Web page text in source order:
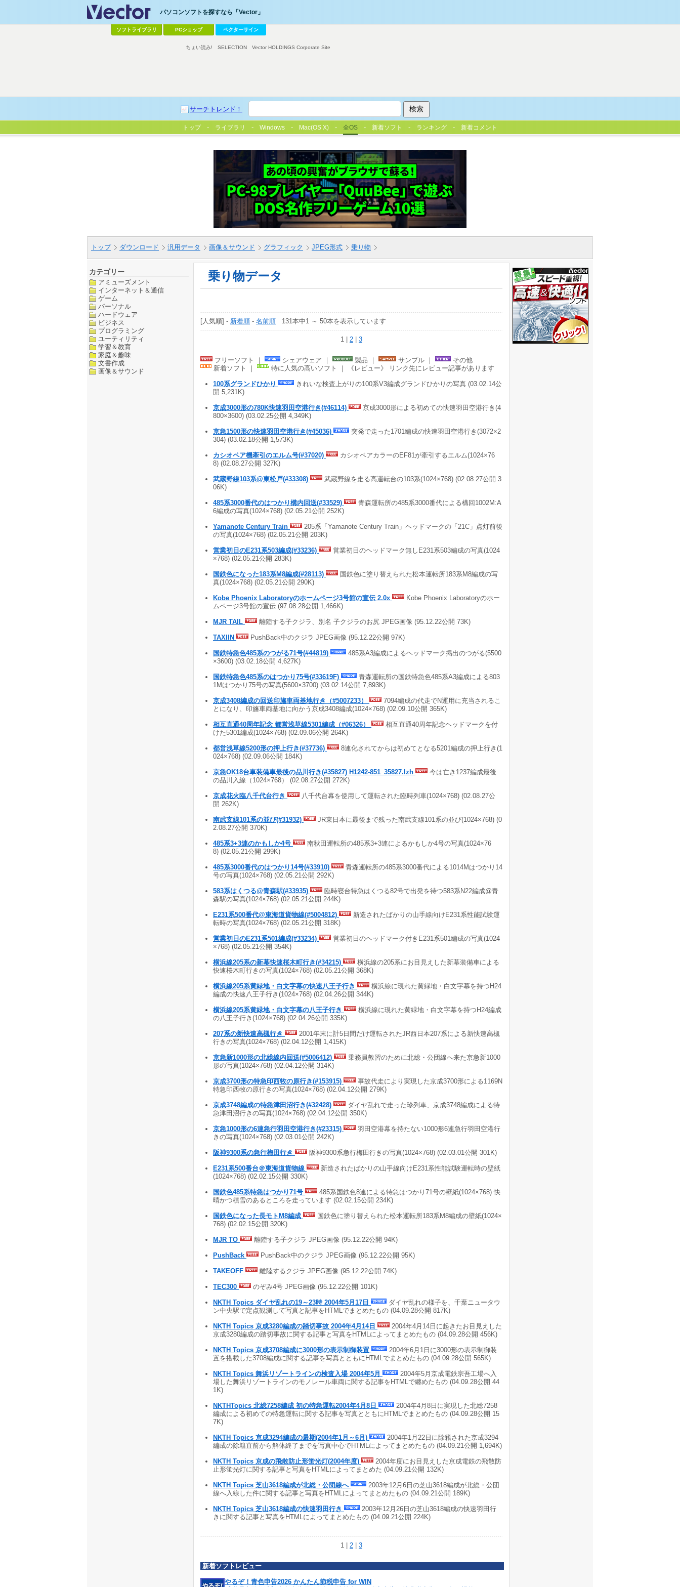
パソコンソフトを探すなら「Vector」
ソフトライブラリ PCショップ ベクターサイン
サーチトレンド！
ちょい読み! SELECTION Vector HOLDINGS Corporate Site
トップ ライブラリ Windows Mac(OS X) 全OS 新着ソフト ランキング 新着コメント
トップ ダウンロード 汎用データ 画像＆サウンド グラフィック JPEG形式 乗り物
カテゴリー
アミューズメント
インターネット＆通信
ゲーム
パーソナル
ハードウェア
ビジネス
プログラミング
ユーティリティ
学習＆教育
家庭＆趣味
文書作成
画像＆サウンド
乗り物データ
[人気順] - 新着順 - 名前順 131本中1 ～ 50本を表示しています
1 | 2 | 3
フリーソフト ｜ シェアウェア ｜ 製品 ｜ サンプル ｜
その他
新着ソフト ｜
特に人気の高いソフト ｜ 《レビュー》 リンク先にレビュー記事があります
100系グランドひかり
きれいな検査上がりの100系V3編成グランドひかりの写真 (03.02.14公
開 5,231K)
京成3000形の780K快速羽田空港行き(#46114)
京成3000形による初めての快速羽田空港行き(4
800×3600) (03.02.25公開 4,349K)
京急1500形の快速羽田空港行き(#45036)
突発で走った1701編成の快速羽田空港行き(3072×2
304) (03.02.18公開 1,573K)
カシオペア機牽引のエルム号(#37020)
カシオペアカラーのEF81が牽引するエルム(1024×76
8) (02.08.27公開 327K)
武蔵野線103系@東松戸(#33308)
武蔵野線を走る高運転台の103系(1024×768) (02.08.27公開 3
06K)
485系3000番代のはつかり構内回送(#33529)
青森運転所の485系3000番代による構回1002M:A
6編成の写真(1024×768) (02.05.21公開 252K)
Yamanote Century Train
205系「Yamanote Century Train」ヘッドマークの「21C」点灯前後
の写真(1024×768) (02.05.21公開 203K)
営業初日のE231系503編成(#33236)
営業初日のヘッドマーク無しE231系503編成の写真(1024
×768) (02.05.21公開 283K)
国鉄色になった183系M8編成(#28113)
国鉄色に塗り替えられた松本運転所183系M8編成の写
真(1024×768) (02.05.21公開 290K)
Kobe Phoenix Laboratoryのホームページ3号館の宣伝 2.0x
Kobe Phoenix Laboratoryのホー
ムページ3号館の宣伝 (97.08.28公開 1,466K)
MJR TAIL 離陸する子クジラ、別名 子クジラのお尻 JPEG画像 (95.12.22公開 73K)
TAXIIN PushBack中のクジラ JPEG画像 (95.12.22公開 97K)
国鉄特急色485系のつがる71号(#44819)
485系A3編成によるヘッドマーク掲出のつがる(5500
×3600) (03.02.18公開 4,627K)
国鉄特急色485系のはつかり75号(#33619F)
青森運転所の国鉄特急色485系A3編成による803
1Mはつかり75号の写真(5600×3700) (03.02.14公開 7,893K)
京成3408編成の回送印旛車両基地行き（#5007233）
7094編成の代走でN運用に充当されるこ
とになり、印旛車両基地に向かう京成3408編成(1024×768) (02.09.10公開 365K)
相互直通40周年記念 都営浅草線5301編成（#06326）
相互直通40周年記念ヘッドマークを付
けた5301編成(1024×768) (02.09.06公開 264K)
都営浅草線5200形の押上行き(#37736)
8連化されてからは初めてとなる5201編成の押上行き(1
024×768) (02.09.06公開 184K)
京急OK18台車装備車最後の品川行き(#35827) H1242-851_35827.lzh
今は亡き1237編成最後
の品川入線（1024×768） (02.08.27公開 272K)
京成花火臨八千代台行き
八千代台幕を使用して運転された臨時列車(1024×768) (02.08.27公
開 262K)
南武支線101系の並び(#31932)
JR東日本に最後まで残った南武支線101系の並び(1024×768) (0
2.08.27公開 370K)
485系3+3連のかもしか4号
南秋田運転所の485系3+3連によるかもしか4号の写真(1024×76
8) (02.05.21公開 299K)
485系3000番代のはつかり14号(#33910)
青森運転所の485系3000番代による1014Mはつかり14
号の写真(1024×768) (02.05.21公開 292K)
583系はくつる@青森駅(#33935)
臨時寝台特急はくつる82号で出発を待つ583系N22編成@青
森駅の写真(1024×768) (02.05.21公開 244K)
E231系500番代@東海道貨物線(#5004812)
新造されたばかりの山手線向けE231系性能試験運
転時の写真(1024×768) (02.05.21公開 318K)
営業初日のE231系501編成(#33234)
営業初日のヘッドマーク付きE231系501編成の写真(1024
×768) (02.05.21公開 354K)
横浜線205系の新幕快速桜木町行き(#34215)
横浜線の205系にお目見えした新幕装備車による
快速桜木町行きの写真(1024×768) (02.05.21公開 368K)
横浜線205系黄緑地・白文字幕の快速八王子行き
横浜線に現れた黄緑地・白文字幕を持つH24
編成の快速八王子行き(1024×768) (02.04.26公開 344K)
横浜線205系黄緑地・白文字幕の八王子行き
横浜線に現れた黄緑地・白文字幕を持つH24編成
の八王子行き(1024×768) (02.04.26公開 335K)
207系の新快速高槻行き
2001年末に計5日間だけ運転されたJR西日本207系による新快速高槻
行きの写真(1024×768) (02.04.12公開 1,415K)
京急新1000形の北総線内回送(#5006412)
乗務員教習のために北総・公団線へ来た京急新1000
形の写真(1024×768) (02.04.12公開 314K)
京成3700形の特急印西牧の原行き(#153915)
事故代走により実現した京成3700形による1169N
特急印西牧の原行きの写真(1024×768) (02.04.12公開 279K)
京成3748編成の特急津田沼行き(#32428)
ダイヤ乱れで走った珍列車、京成3748編成による特
急津田沼行きの写真(1024×768) (02.04.12公開 350K)
京急1000形の6連急行羽田空港行き(#23315)
羽田空港幕を持たない1000形6連急行羽田空港行
きの写真(1024×768) (02.03.01公開 242K)
阪神9300系の急行梅田行き 阪神9300系急行梅田行きの写真(1024×768) (02.03.01公開 301K)
E231系500番台＠東海道貨物線
新造されたばかりの山手線向けE231系性能試験運転時の壁紙
(1024×768) (02.02.15公開 330K)
国鉄色485系特急はつかり71号
485系国鉄色8連による特急はつかり71号の壁紙(1024×768) 快
晴かつ積雪のあるところを走っています (02.02.15公開 234K)
国鉄色になった長モトM8編成
国鉄色に塗り替えられた松本運転所183系M8編成の壁紙(1024×
768) (02.02.15公開 320K)
MJR TO 離陸する子クジラ JPEG画像 (95.12.22公開 94K)
PushBack PushBack中のクジラ JPEG画像 (95.12.22公開 95K)
TAKEOFF 離陸するクジラ JPEG画像 (95.12.22公開 74K)
TEC300 のぞみ4号 JPEG画像 (95.12.22公開 101K)
NKTH Topics ダイヤ乱れの19～23時 2004年5月17日
ダイヤ乱れの様子を、千葉ニュータウ
ン中央駅で定点観測して写真と記事をHTMLでまとめたもの (04.09.28公開 817K)
NKTH Topics 京成3280編成の踏切事故 2004年4月14日
2004年4月14日に起きたお目見えした
京成3280編成の踏切事故に関する記事と写真をHTMLによってまとめたもの (04.09.28公開 456K)
NKTH Topics 京成3708編成に3000形の表示制御装置
2004年6月1日に3000形の表示制御装
置を搭載した3708編成に関する記事を写真とともにHTMLでまとめたもの (04.09.28公開 565K)
NKTH Topics 舞浜リゾートラインの検査入場 2004年5月
2004年5月京成電鉄宗吾工場へ入
場した舞浜リゾートラインのモノレール車両に関する記事をHTMLで纏めたもの (04.09.28公開 44
1K)
NKTHTopics 北総7258編成 初の特急運転2004年4月8日
2004年4月8日に実現した北総7258
編成による初めての特急運転に関する記事を写真とともにHTMLでまとめたもの (04.09.28公開 15
7K)
NKTH Topics 京成3294編成の最期(2004年1月～6月)
2004年1月22日に除籍された京成3294
編成の除籍直前から解体終了までを写真中心でHTMLによってまとめたもの (04.09.21公開 1,694K)
NKTH Topics 京成の飛散防止形蛍光灯(2004年度)
2004年度にお目見えした京成電鉄の飛散防
止形蛍光灯に関する記事と写真をHTMLによってまとめた (04.09.21公開 132K)
NKTH Topics 芝山3618編成が北総・公団線へ
2003年12月6日の芝山3618編成が北総・公団
線へ入線した件に関する記事と写真をHTMLによってまとめたもの (04.09.21公開 189K)
NKTH Topics 芝山3618編成の快速羽田行き
2003年12月26日の芝山3618編成の快速羽田行
きに関する記事と写真をHTMLによってまとめたもの (04.09.21公開 224K)
1 | 2 | 3
新着ソフトレビュー
やるぞ！青色申告2026 かんたん節税申告 for WIN